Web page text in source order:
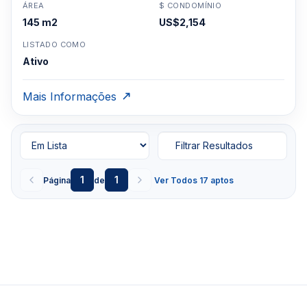
ÁREA
145 m2
$ CONDOMÍNIO
US$2,154
LISTADO COMO
Ativo
Mais Informações
Página 1 de 1 Ver Todos 17 aptos
Filtrar Resultados